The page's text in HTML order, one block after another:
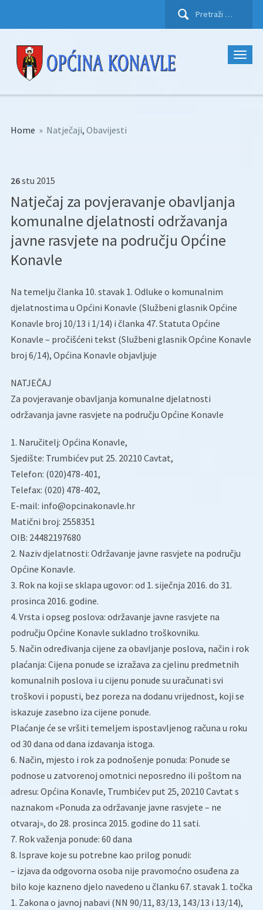
Pretraži:
Home » Natječaji, Obavijesti
26stu 2015
Natječaj za povjeravanje obavljanja
komunalne djelatnosti održavanja
javne rasvjete na području Općine
Konavle
Na temelju članka 10. stavak 1. Odluke o komunalnim
djelatnostima u Općini Konavle (Službeni glasnik Općine
Konavle broj 10/13 i 1/14) i članka 47. Statuta Općine
Konavle – pročišćeni tekst (Službeni glasnik Općine Konavle
broj 6/14), Općina Konavle objavljuje
NATJEČAJ
Za povjeravanje obavljanja komunalne djelatnosti
održavanja javne rasvjete na području Općine Konavle
1. Naručitelj: Općina Konavle,
Sjedište: Trumbićev put 25. 20210 Cavtat,
Telefon: (020)478-401,
Telefax: (020) 478-402,
E-mail: info@opcinakonavle.hr
Matični broj: 2558351
OIB: 24482197680
2. Naziv djelatnosti: Održavanje javne rasvjete na području
Općine Konavle.
3. Rok na koji se sklapa ugovor: od 1. siječnja 2016. do 31.
prosinca 2016. godine.
4. Vrsta i opseg poslova: održavanje javne rasvjete na
području Općine Konavle sukladno troškovniku.
5. Način određivanja cijene za obavljanje poslova, način i rok
plaćanja: Cijena ponude se izražava za cjelinu predmetnih
komunalnih poslova i u cijenu ponude su uračunati svi
troškovi i popusti, bez poreza na dodanu vrijednost, koji se
iskazuje zasebno iza cijene ponude.
Plaćanje će se vršiti temeljem ispostavljenog računa u roku
od 30 dana od dana izdavanja istoga.
6. Način, mjesto i rok za podnošenje ponuda: Ponude se
podnose u zatvorenoj omotnici neposredno ili poštom na
adresu: Općina Konavle, Trumbićev put 25, 20210 Cavtat s
naznakom «Ponuda za održavanje javne rasvjete – ne
otvaraj», do 28. prosinca 2015. godine do 11 sati.
7. Rok važenja ponude: 60 dana
8. Isprave koje su potrebne kao prilog ponudi:
– izjava da odgovorna osoba nije pravomoćno osuđena za
bilo koje kazneno djelo navedeno u članku 67. stavak 1. točka
1. Zakona o javnoj nabavi (NN 90/11, 83/13, 143/13 i 13/14),